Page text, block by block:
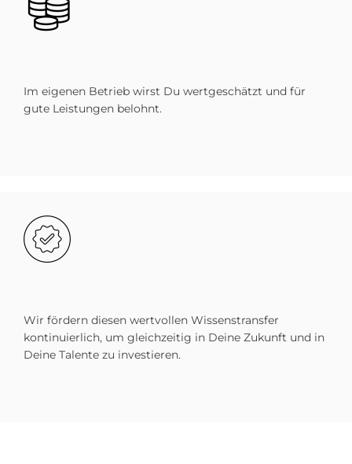
Im eigenen Betrieb wirst Du wertgeschätzt und für
gute Leistungen belohnt.
Bild
Wir fördern diesen wertvollen Wissenstransfer
kontinuierlich, um gleichzeitig in Deine Zukunft und in
Deine Talente zu investieren.